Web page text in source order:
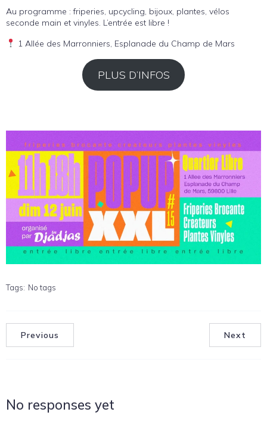
Au programme : friperies, upcycling, bijoux, plantes, vélos
seconde main et vinyles. L’entrée est libre !
1 Allée des Marronniers, Esplanade du Champ de Mars
PLUS D’INFOS
Tags: No tags
Previous Next
No responses yet